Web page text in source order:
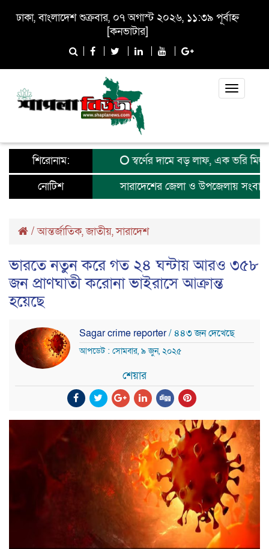
ঢাকা, বাংলাদেশ শুক্রবার, ০৭ অগাস্ট ২০২৬, ১১:৩৯ পূর্বাহ্ন
[কনভাটার]
Toggle
শিরোনাম:
স্বর্ণের দামে বড় লাফ, এক ভরি মিলছে
নোটিশ
সারাদেশের জেলা ও উপজেলায়
/আন্তর্জাতিক,জাতীয়,সারাদেশ
ভারতে নতুন করে গত ২৪ ঘন্টায় আরও ৩৫৮
জন প্রাণঘাতী করোনা ভাইরাসে আক্রান্ত
হয়েছে
Sagar crime reporter/ ৪৪৩ জন দেখেছে
আপডেট : সোমবার, ৯ জুন, ২০২৫
শেয়ার